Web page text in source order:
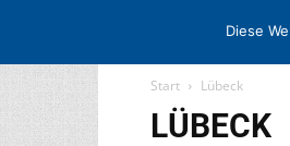
STARTSEITE
Start Lübeck
LÜBECK
Diese